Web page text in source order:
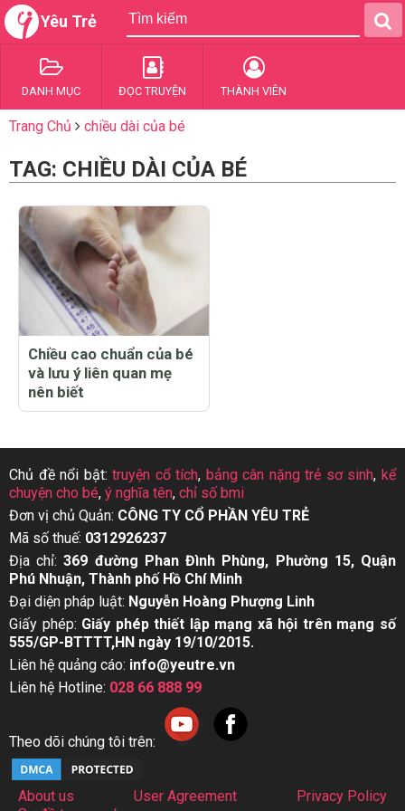
Yêu Trẻ
DANH MỤC ĐỌC TRUYỆN THÀNH VIÊN
Trang Chủ chiều dài của bé
TAG: CHIỀU DÀI CỦA BÉ
Chiều cao chuẩn của bé
và lưu ý liên quan mẹ
nên biết
Chủ đề nổi bật:truyện cổ tích, bảng cân nặng trẻ sơ sinh,kể
chuyện cho bé, ý nghĩa tên, chỉ số bmi
Đơn vị chủ Quản: CÔNG TY CỔ PHẦN YÊU TRẺ
Mã số thuế: 0312926237
Địa chỉ:369 đường Phan Đình Phùng, Phường 15, Quận
Phú Nhuận, Thành phố Hồ Chí Minh
Đại diện pháp luật: Nguyễn Hoàng Phượng Linh
Giấy phép: Giấy phép thiết lập mạng xã hội trên mạng số
555/GP-BTTTT,HN ngày 19/10/2015.
Liên hệ quảng cáo: info@yeutre.vn
Liên hệ Hotline: 028 66 888 99
Theo dõi chúng tôi trên:
About us User Agreement
Privacy Policy